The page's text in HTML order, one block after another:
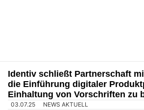
Identiv schließt Partnerschaft
die Einführung digitaler
Einhaltung von Vorschriften zu
03.07.25 NEWS AKTUELL